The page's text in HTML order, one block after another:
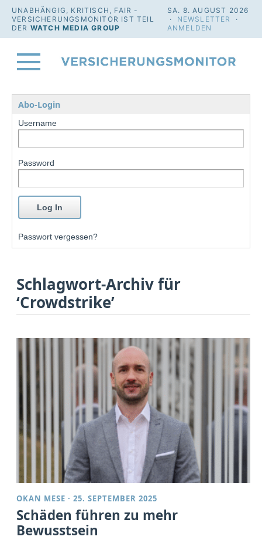
UNABHÄNGIG, KRITISCH, FAIR -
VERSICHERUNGSMONITOR IST TEIL
DER WATCH MEDIA GROUP
SA. 8. AUGUST 2026
· NEWSLETTER
·
ANMELDEN
Abo-Login
Username
Password
Passwort vergessen?
Schlagwort-Archiv für
‘Crowdstrike’
OKAN MESE ·25. SEPTEMBER 2025
Schäden führen zu mehr
Bewusstsein